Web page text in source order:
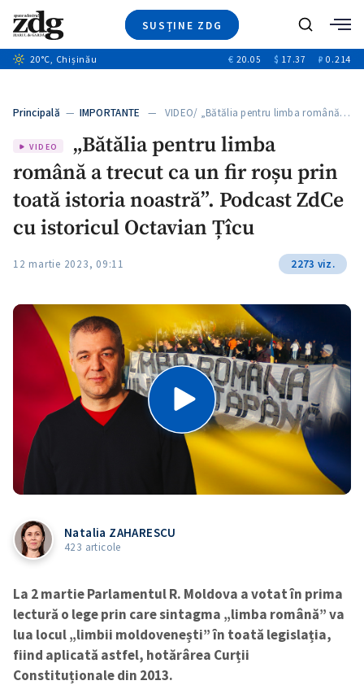
SUSȚINE ZDG
Ştiri
+6
Video
Special
+1
+2
ZdGust
Caută
20°C, Chișinău € 20.05 $ 17.37 ₽ 0.214
Principală — IMPORTANTE — VIDEO/ „Bătălia pentru limba română…
VIDEO
„Bătălia pentru limba
română a trecut ca un fir roșu prin
toată istoria noastră”. Podcast ZdCe
cu istoricul Octavian Țîcu
12 martie 2023, 09:11 2273 viz.
Natalia ZAHARESCU
423 articole
La 2 martie Parlamentul R. Moldova a votat în prima
lectură o lege prin care sintagma „limba română” va
lua locul „limbii moldovenești” în toată legislația,
fiind aplicată astfel, hotărârea Curții
Constituționale din 2013.